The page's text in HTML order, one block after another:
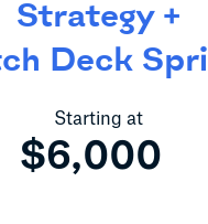
Strategy +
Deck
Starting at
$6,000